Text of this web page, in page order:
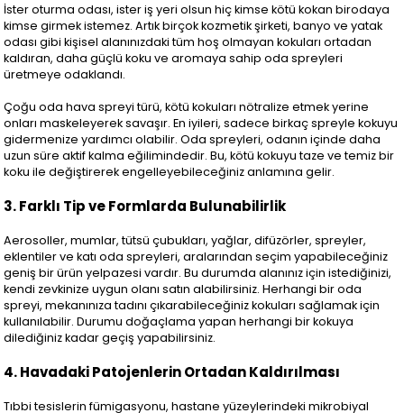
İster oturma odası, ister iş yeri olsun hiç kimse kötü kokan birodaya
kimse girmek istemez. Artık birçok kozmetik şirketi, banyo ve yatak
odası gibi kişisel alanınızdaki tüm hoş olmayan kokuları ortadan
kaldıran, daha güçlü koku ve aromaya sahip oda spreyleri
üretmeye odaklandı.
Çoğu oda hava spreyi türü, kötü kokuları nötralize etmek yerine
onları maskeleyerek savaşır. En iyileri, sadece birkaç spreyle kokuyu
gidermenize yardımcı olabilir. Oda spreyleri, odanın içinde daha
uzun süre aktif kalma eğilimindedir. Bu, kötü kokuyu taze ve temiz bir
koku ile değiştirerek engelleyebileceğiniz anlamına gelir.
3. Farklı Tip ve Formlarda Bulunabilirlik
Aerosoller, mumlar, tütsü çubukları, yağlar, difüzörler, spreyler,
eklentiler ve katı oda spreyleri, aralarından seçim yapabileceğiniz
geniş bir ürün yelpazesi vardır. Bu durumda alanınız için istediğinizi,
kendi zevkinize uygun olanı satın alabilirsiniz. Herhangi bir oda
spreyi, mekanınıza tadını çıkarabileceğiniz kokuları sağlamak için
kullanılabilir. Durumu doğaçlama yapan herhangi bir kokuya
dilediğiniz kadar geçiş yapabilirsiniz.
4. Havadaki Patojenlerin Ortadan Kaldırılması
Tıbbi tesislerin fümigasyonu, hastane yüzeylerindeki mikrobiyal